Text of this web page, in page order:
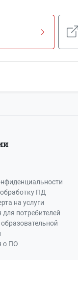
ПД
на услуги
потребителей
о ПО